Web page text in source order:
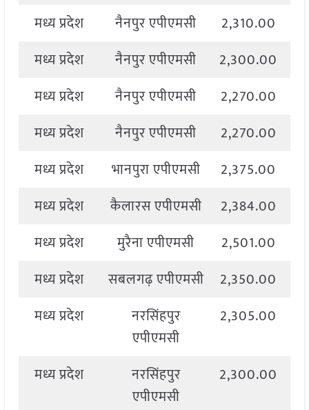
मध्य प्रदेश
नैनपुर एपीएमसी 2,310.00
मध्य प्रदेश
नैनपुर एपीएमसी 2,300.00
मध्य प्रदेश
नैनपुर एपीएमसी 2,270.00
मध्य प्रदेश
नैनपुर एपीएमसी 2,270.00
मध्य प्रदेश
भानपुरा एपीएमसी 2,375.00
मध्य प्रदेश
कैलारस एपीएमसी 2,384.00
मध्य प्रदेश
मुरैना एपीएमसी 2,501.00
मध्य प्रदेश
सबलगढ़ एपीएमसी 2,350.00
मध्य प्रदेश
नरसिंहपुर
एपीएमसी
2,305.00
मध्य प्रदेश
नरसिंहपुर
एपीएमसी
2,300.00